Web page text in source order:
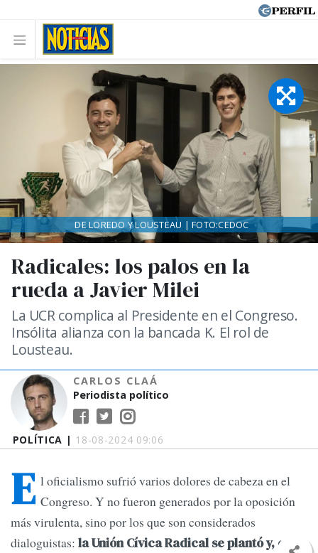
POLÍTICA | 18-08-2024 09:06
Radicales: los palos en la
rueda a Javier Milei
La UCR complica al Presidente en el Congreso.
Insólita alianza con la bancada K. El rol de
Lousteau.
CARLOS CLAÁ
Periodista político
DE LOREDO Y LOUSTEAU | FOTO:CEDOC
E l oficialismo sufrió varios dolores de cabeza en el
Congreso. Y no fueron generados por la oposición
más virulenta, sino por los que son considerados
dialoguistas: la Unión Cívica Radical se plantó y, en